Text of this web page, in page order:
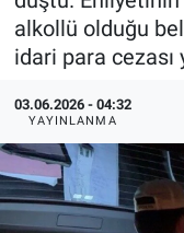
alkollü olduğu
idari para cezası
03.06.2026 - 04:32
YAYINLANMA